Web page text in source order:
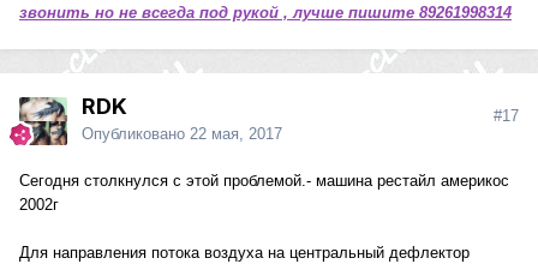
звонить но не всегда под рукой , лучше пишите 89261998314
RDK
Опубликовано 22 мая, 2017
#17
Сегодня столкнулся с этой проблемой.- машина рестайл америкос
2002г
Для направления потока воздуха на центральный дефлектор